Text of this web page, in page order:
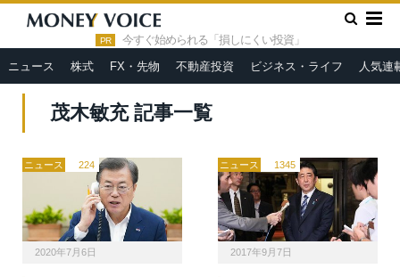
PR 今すぐ始められる「損しにくい投資」
ニュース 株式 FX・先物 不動産投資 ビジネス・ライフ 人気連
HOME » 茂木敏充
茂木敏充 記事一覧
ニュース 224
2020年7月6日
ニュース 1345
2017年9月7日